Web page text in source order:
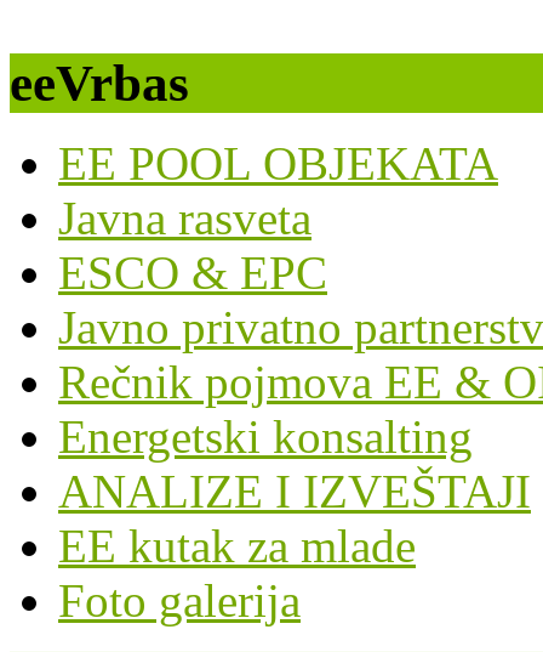
eeVrbas
EE POOL OBJEKATA
Javna rasveta
ESCO & EPC
Javno privatno
Rečnik pojmova EE &
Energetski konsalting
ANALIZE I IZVEŠTAJI
EE kutak za mlade
Foto galerija